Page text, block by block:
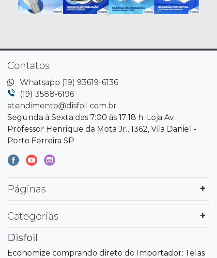
Contatos
Whatsapp (19) 93619-6136
(19) 3588-6196
atendimento@disfoil.com.br
Segunda à Sexta das 7:00 às 17:18 h. Loja Av.
Professor Henrique da Mota Jr., 1362, Vila Daniel -
Porto Ferreira SP
Páginas
Categorias
Disfoil
Economize comprando direto do Importador: Telas